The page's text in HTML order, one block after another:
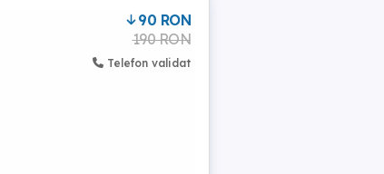
90 RON
190 RON
Telefon validat